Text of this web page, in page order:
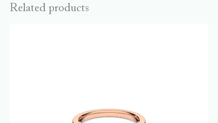
Related products